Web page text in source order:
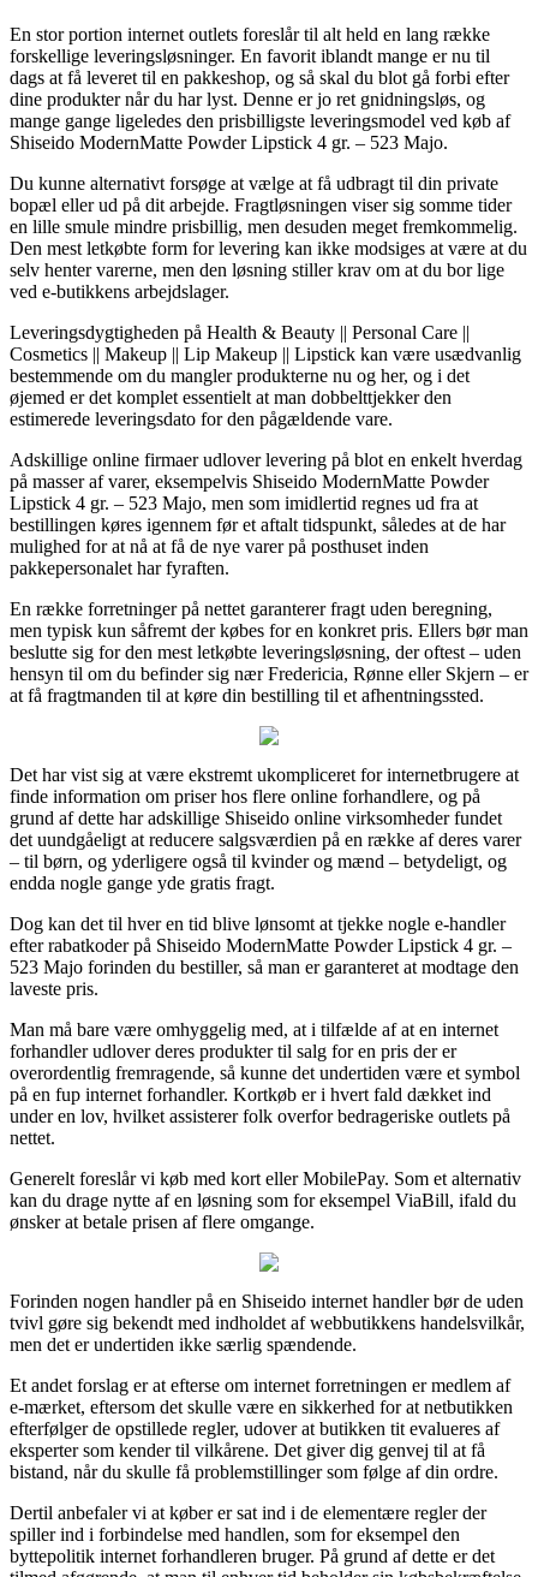
En stor portion internet outlets foreslår til alt held en lang række
forskellige leveringsløsninger. En favorit iblandt mange er nu til
dags at få leveret til en pakkeshop, og så skal du blot gå forbi efter
dine produkter når du har lyst. Denne er jo ret gnidningsløs, og
mange gange ligeledes den prisbilligste leveringsmodel ved køb af
Shiseido ModernMatte Powder Lipstick 4 gr. – 523 Majo.
Du kunne alternativt forsøge at vælge at få udbragt til din private
bopæl eller ud på dit arbejde. Fragtløsningen viser sig somme tider
en lille smule mindre prisbillig, men desuden meget fremkommelig.
Den mest letkøbte form for levering kan ikke modsiges at være at du
selv henter varerne, men den løsning stiller krav om at du bor lige
ved e-butikkens arbejdslager.
Leveringsdygtigheden på Health & Beauty || Personal Care ||
Cosmetics || Makeup || Lip Makeup || Lipstick kan være usædvanlig
bestemmende om du mangler produkterne nu og her, og i det
øjemed er det komplet essentielt at man dobbelttjekker den
estimerede leveringsdato for den pågældende vare.
Adskillige online firmaer udlover levering på blot en enkelt hverdag
på masser af varer, eksempelvis Shiseido ModernMatte Powder
Lipstick 4 gr. – 523 Majo, men som imidlertid regnes ud fra at
bestillingen køres igennem før et aftalt tidspunkt, således at de har
mulighed for at nå at få de nye varer på posthuset inden
pakkepersonalet har fyraften.
En række forretninger på nettet garanterer fragt uden beregning,
men typisk kun såfremt der købes for en konkret pris. Ellers bør man
beslutte sig for den mest letkøbte leveringsløsning, der oftest – uden
hensyn til om du befinder sig nær Fredericia, Rønne eller Skjern – er
at få fragtmanden til at køre din bestilling til et afhentningssted.
Det har vist sig at være ekstremt ukompliceret for internetbrugere at
finde information om priser hos flere online forhandlere, og på
grund af dette har adskillige Shiseido online virksomheder fundet
det uundgåeligt at reducere salgsværdien på en række af deres varer
– til børn, og yderligere også til kvinder og mænd – betydeligt, og
endda nogle gange yde gratis fragt.
Dog kan det til hver en tid blive lønsomt at tjekke nogle e-handler
efter rabatkoder på Shiseido ModernMatte Powder Lipstick 4 gr. –
523 Majo forinden du bestiller, så man er garanteret at modtage den
laveste pris.
Man må bare være omhyggelig med, at i tilfælde af at en internet
forhandler udlover deres produkter til salg for en pris der er
overordentlig fremragende, så kunne det undertiden være et symbol
på en fup internet forhandler. Kortkøb er i hvert fald dækket ind
under en lov, hvilket assisterer folk overfor bedrageriske outlets på
nettet.
Generelt foreslår vi køb med kort eller MobilePay. Som et alternativ
kan du drage nytte af en løsning som for eksempel ViaBill, ifald du
ønsker at betale prisen af flere omgange.
Forinden nogen handler på en Shiseido internet handler bør de uden
tvivl gøre sig bekendt med indholdet af webbutikkens handelsvilkår,
men det er undertiden ikke særlig spændende.
Et andet forslag er at efterse om internet forretningen er medlem af
e-mærket, eftersom det skulle være en sikkerhed for at netbutikken
efterfølger de opstillede regler, udover at butikken tit evalueres af
eksperter som kender til vilkårene. Det giver dig genvej til at få
bistand, når du skulle få problemstillinger som følge af din ordre.
Dertil anbefaler vi at køber er sat ind i de elementære regler der
spiller ind i forbindelse med handlen, som for eksempel den
byttepolitik internet forhandleren bruger. På grund af dette er det